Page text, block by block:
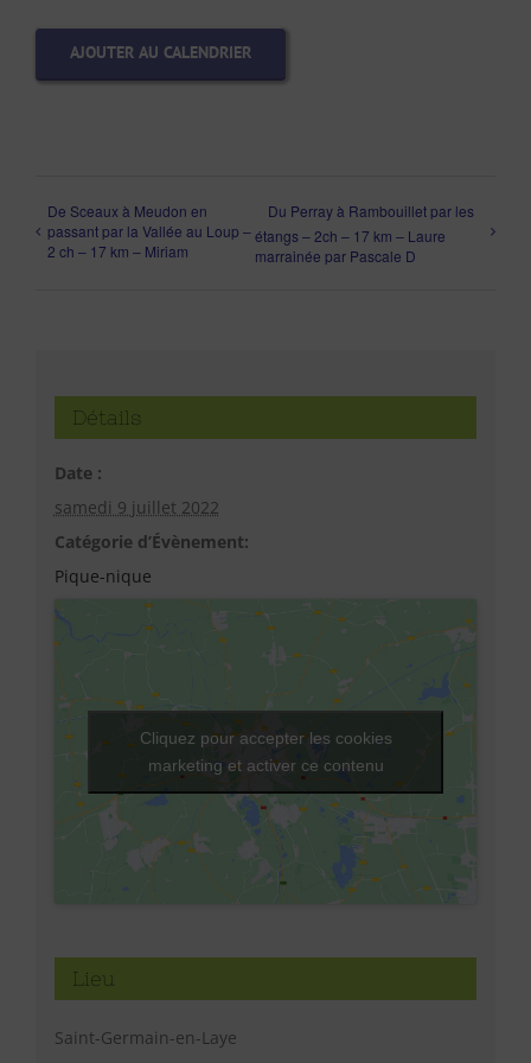
AJOUTER AU CALENDRIER
De Sceaux à Meudon en
passant par la Vallée au Loup –
2 ch – 17 km – Miriam
Du Perray à Rambouillet par les
étangs – 2ch – 17 km – Laure
marrainée par Pascale D
Détails
Date :
samedi 9 juillet 2022
Catégorie d’Évènement:
Pique-nique
Lieu
Saint-Germain-en-Laye
Cliquez pour accepter les cookies
marketing et activer ce contenu